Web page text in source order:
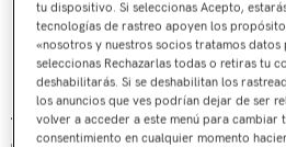
Nº 698 / 705 Última Camiseta
Precio regular
€199,00
Talla:S
tu dispositivo. Si seleccionas Acepto,
tecnologías de rastreo apoyen los
«nosotros y nuestros socios tratamos
seleccionas Rechazarlas todas o retiras tu
deshabilitarás. Si se deshabilitan los
los anuncios que ves podrían dejar de ser
volver a acceder a este menú para
consentimiento en cualquier momento